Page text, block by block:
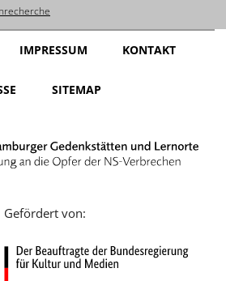
IMPRESSUM KONTAKT
SITEMAP
Gefördert von: